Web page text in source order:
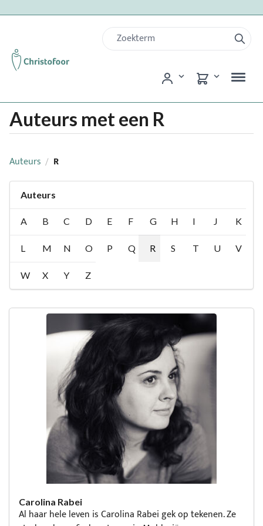
Auteurs met een R
Auteurs / R
Auteurs
A B C D E F G H I J K
L M N O P Q R S T U V
W X Y Z
Carolina Rabei
Al haar hele leven is Carolina Rabei gek op tekenen. Ze